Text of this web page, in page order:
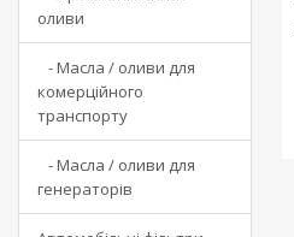
оливи
- Масла / оливи для
комерційного
транспорту
- Масла / оливи для
генераторів